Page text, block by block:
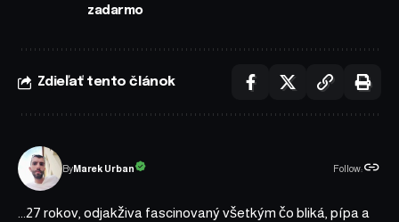
zadarmo
Zdieľať tento článok
ByMarek Urban Follow:
...27 rokov, odjakživa fascinovaný všetkým čo bliká, pípa a